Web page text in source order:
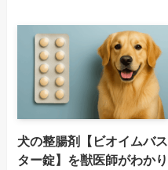
犬の整腸剤【ビオイムバス
ター錠】を獣医師がわかり